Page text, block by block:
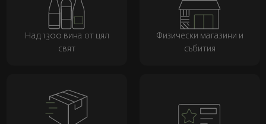
Над 1300 вина от цял
свят
Физически магазини и
събития